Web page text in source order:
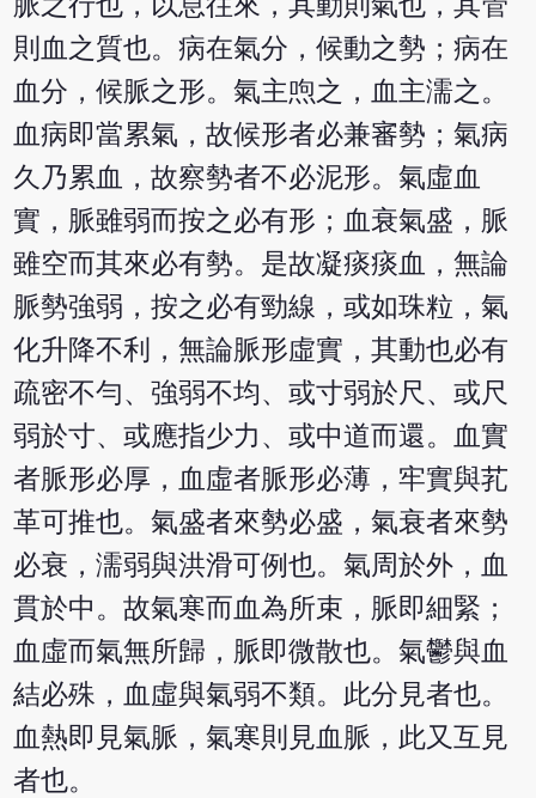
則血之質也。病在氣分，候動之勢；病在
血分，候脈之形。氣主喣之，血主濡之。
血病即當累氣，故候形者必兼審勢；氣病
久乃累血，故察勢者不必泥形。氣虛血
實，脈雖弱而按之必有形；血衰氣盛，脈
雖空而其來必有勢。是故凝痰痰血，無論
脈勢強弱，按之必有勁線，或如珠粒，氣
化升降不利，無論脈形虛實，其動也必有
疏密不勻、強弱不均、或寸弱於尺、或尺
弱於寸、或應指少力、或中道而還。血實
者脈形必厚，血虛者脈形必薄，牢實與芤
革可推也。氣盛者來勢必盛，氣衰者來勢
必衰，濡弱與洪滑可例也。氣周於外，血
貫於中。故氣寒而血為所束，脈即細緊；
血虛而氣無所歸，脈即微散也。氣鬱與血
結必殊，血虛與氣弱不類。此分見者也。
血熱即見氣脈，氣寒則見血脈，此又互見
者也。